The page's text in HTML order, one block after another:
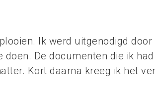
Ik werd uitgenodigd
De documenten die ik
Kort daarna kreeg ik het